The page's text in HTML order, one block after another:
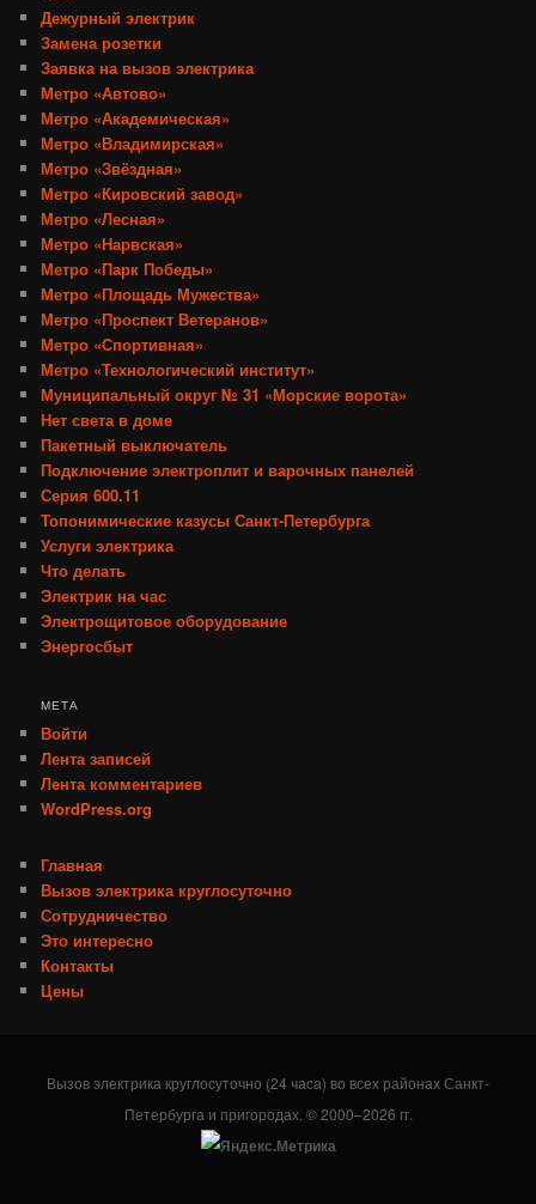
Дежурный электрик
Замена розетки
Заявка на вызов электрика
Метро «Автово»
Метро «Академическая»
Метро «Владимирская»
Метро «Звёздная»
Метро «Кировский завод»
Метро «Лесная»
Метро «Нарвская»
Метро «Парк Победы»
Метро «Площадь Мужества»
Метро «Проспект Ветеранов»
Метро «Спортивная»
Метро «Технологический институт»
Муниципальный округ № 31 «Морские ворота»
Нет света в доме
Пакетный выключатель
Подключение электроплит и варочных панелей
Серия 600.11
Топонимические казусы Санкт-Петербурга
Услуги электрика
Что делать
Электрик на час
Электрощитовое оборудование
Энергосбыт
МЕТА
Войти
Лента записей
Лента комментариев
WordPress.org
Главная
Вызов электрика круглосуточно
Сотрудничество
Это интересно
Контакты
Цены
Вызов электрика круглосуточно (24 часа) во всех районах Санкт-
Петербурга и пригородах. © 2000–2026 гг.